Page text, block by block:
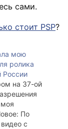
сами.
стоит PSP?
мою
ролика
России
на 37-ой
моя
По
с